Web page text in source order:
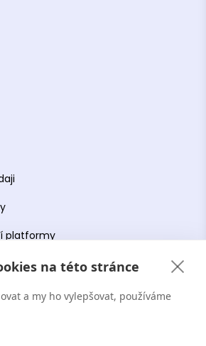
na této stránce
a my ho vylepšovat, používáme
platformy
CZ s.r.o. 2026. Všechna práva
provozuje Terapie CZ s.r.o. IČO: